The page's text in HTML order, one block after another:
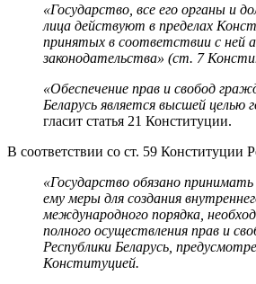
«Государство, все его органы и
лица действуют в пределах
принятых в соответствии с ней
законодательства» (ст. 7
«Обеспечение прав и свобод
Беларусь является высшей целью
гласит статья 21 Конституции.
В соответствии со ст. 59 Конституции
«Государство обязано
ему меры для создания
международного порядка,
полного осуществления прав и
Республики Беларусь,
Конституцией.